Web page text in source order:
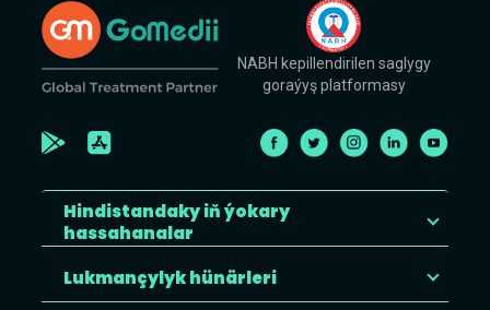
NABH kepillendirilen saglygy
goraýyş platformasy
Hindistandaky iň ýokary
hassahanalar
Lukmançylyk hünärleri